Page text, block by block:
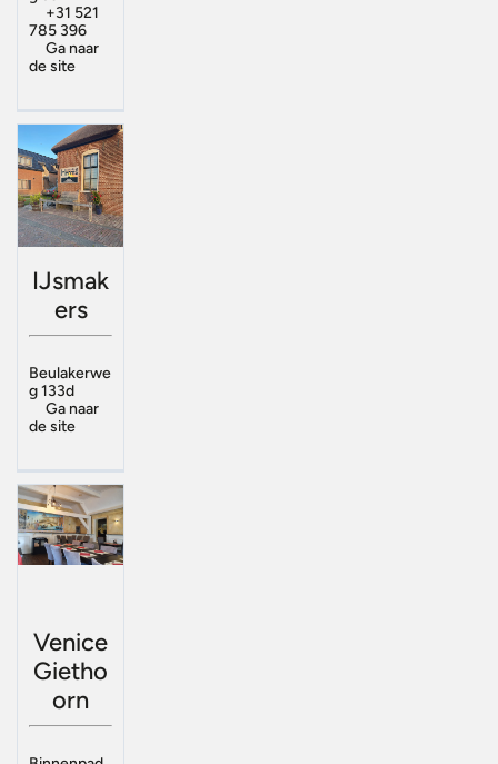
+31 521
785 396
Ga naar
de site
IJsmak
ers
Beulakerwe
g 133d
Ga naar
de site
Venice
Gietho
orn